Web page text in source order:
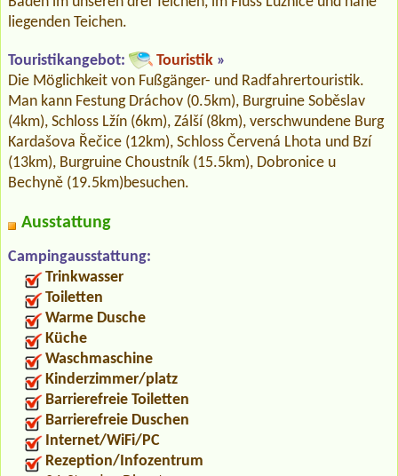
liegenden Teichen.
Touristikangebot: Touristik »
Die Möglichkeit von Fußgänger- und Radfahrertouristik.
Man kann Festung Dráchov (0.5km), Burgruine Soběslav
(4km), Schloss Lžín (6km), Zálší (8km), verschwundene Burg
Kardašova Řečice (12km), Schloss Červená Lhota und Bzí
(13km), Burgruine Choustník (15.5km), Dobronice u
Bechyně (19.5km)besuchen.
Ausstattung
Campingausstattung:
Trinkwasser
Toiletten
Warme Dusche
Küche
Waschmaschine
Kinderzimmer/platz
Barrierefreie Toiletten
Barrierefreie Duschen
Internet/WiFi/PC
Rezeption/Infozentrum